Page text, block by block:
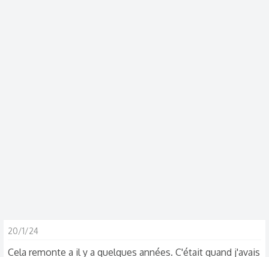
20/1/24
Cela remonte a il y a quelques années. C'était quand j'avais